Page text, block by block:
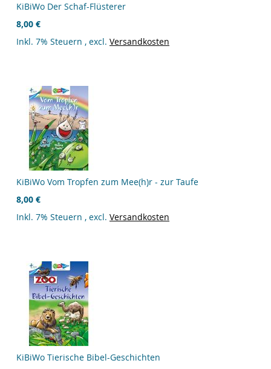
KiBiWo Der Schaf-Flüsterer
8,00 €
Inkl. 7% Steuern , excl. Versandkosten
KiBiWo Vom Tropfen zum Mee(h)r - zur Taufe
8,00 €
Inkl. 7% Steuern , excl. Versandkosten
KiBiWo Tierische Bibel-Geschichten